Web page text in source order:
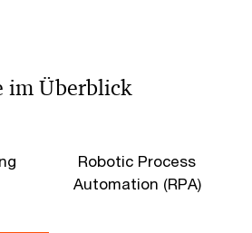
im Überblick
Robotic Process
Automation (RPA)